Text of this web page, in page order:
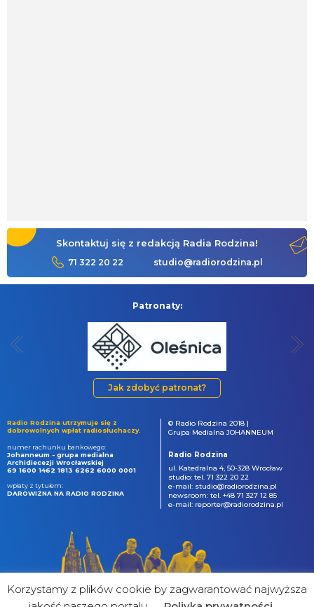
Skontaktuj się z redakcją Radia Rodzina!
71 322 20 22 studio@radiorodzina.pl
Patronaty:
Jak zdobyć patronat?
Radio Rodzina utrzymuje się z
dobrowolnych wpłat radiosłuchaczy.
numer rachunku bankowego:
Johanneum - grupa medialna
Archidiecezji Wrocławskiej
69 1600 1462 1813 6262 6000 0001
wpłaty z tytułem:
DAROWIZNA NA RADIO RODZINA
© Radio Rodzina 2018 |
Grupa Medialna JOHANNEUM
Radio Rodzina
ul. Katedralna 4, 50-328 Wrocław
studio: tel. 71 322 20 22
e-mail: studio@radiorodzina.pl
newsroom: tel. +48 71 327 12 85
e-mail: reporter@radiorodzina.pl
Korzystamy z plików cookie by zagwarantować najwyższa